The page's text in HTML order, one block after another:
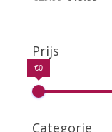
5.00
Prijs
€0
Categorie